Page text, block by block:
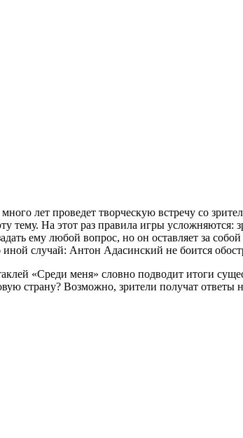
лет проведет творческую встречу со
тему. На этот раз правила игры
ему любой вопрос, но он оставляет за
случай: Антон Адасинский не боится
«Среди меня» словно подводит итоги
страну? Возможно, зрители получат ответы